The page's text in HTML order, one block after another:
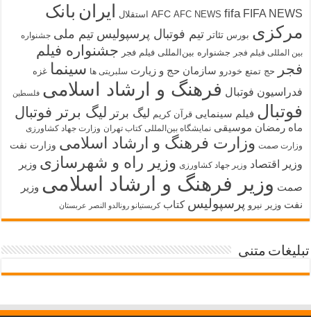
AFC AFC NEWS fifa FIFA NEWS استقلال ایران بانک
مرکزی بورس تئاتر تیم فوتبال پرسپولیس تیم ملی جشنواره
بین المللی فیلم فجر
جشنواره بین‌المللی فیلم فجر جشنواره فیلم
فجر
حج تمتع خودرو سازمان حج و زیارت سلبریتی ها سینما غزه
فدراسیون فوتبال فرهنگ و ارشاد اسلامی فلسطین
فوتبال فیلم سینمایی قرآن کریم لیگ برتر لیگ برتر فوتبال
ماه رمضان موسیقی نمایشگاه بین‌المللی کتاب تهران وزارت جهاد کشاورزی
وزارت صمت وزارت فرهنگ و ارشاد اسلامی وزارت نفت
وزیر اقتصاد وزیر جهاد کشاورزی وزیر راه و شهرسازی وزیر
صمت وزیر فرهنگ و ارشاد اسلامی وزیر
نفت وزیر نیرو پرسپولیس کتاب کریستیانو رونالدو النصر عربستان
تبلیغات متنی